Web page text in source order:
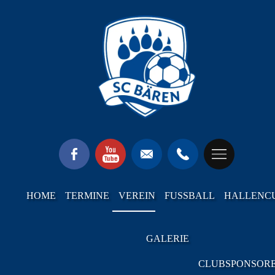
HOME TERMINE VEREIN FUSSBALL
GALERIE